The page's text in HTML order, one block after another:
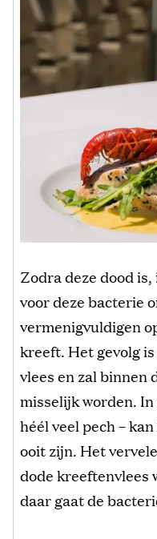
Zodra deze dood
voor deze bacterie
vermenigvuldigen
kreeft. Het gevolg
vlees en zal binnen
misselijk worden.
héél veel pech –
ooit zijn. Het
dode kreeftenvlees
daar gaat de